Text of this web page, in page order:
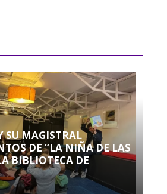
SU MAGISTRAL
DE “LA NIÑA DE LAS
BIBLIOTECA DE